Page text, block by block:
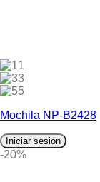
1
3
5
Mochila NP-B2428
Iniciar sesión
-20%